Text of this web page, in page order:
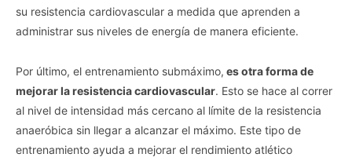
su resistencia cardiovascular a medida que aprenden a
administrar sus niveles de energía de manera eficiente.
Por último, el entrenamiento submáximo, es otra forma de
mejorar la resistencia cardiovascular. Esto se hace al correr
al nivel de intensidad más cercano al límite de la resistencia
anaeróbica sin llegar a alcanzar el máximo. Este tipo de
entrenamiento ayuda a mejorar el rendimiento atlético